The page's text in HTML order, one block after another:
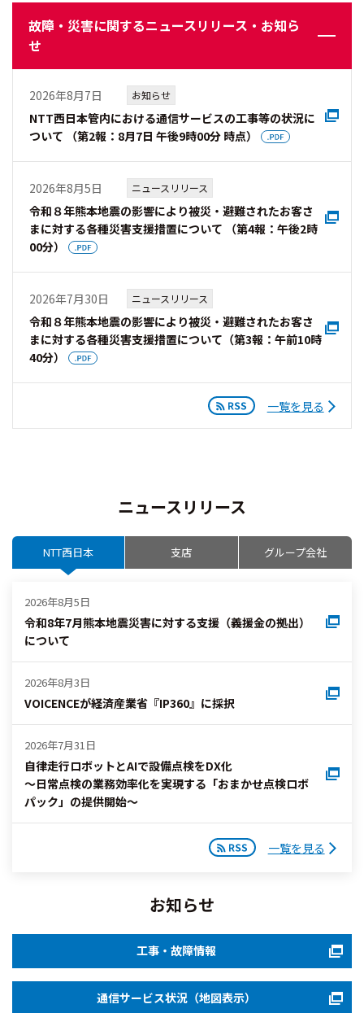
故障・災害に関するニュースリリース・お知ら
せ
2026年8月7日 お知らせ
NTT西日本管内における通信サービスの工事等の状況に
ついて （第2報：8月7日 午後9時00分 時点）
2026年8月5日 ニュースリリース
令和８年熊本地震の影響により被災・避難されたお客さ
まに対する各種災害支援措置について （第4報：午後2時
00分）
2026年7月30日 ニュースリリース
令和８年熊本地震の影響により被災・避難されたお客さ
まに対する各種災害支援措置について（第3報：午前10時
40分）
一覧を見る
ニュースリリース
NTT西日本 支店 グループ会社
2026年8月5日
令和8年7月熊本地震災害に対する支援（義援金の拠出）
について
2026年8月3日
VOICENCEが経済産業省『IP360』に採択
2026年7月31日
自律走行ロボットとAIで設備点検をDX化
～日常点検の業務効率化を実現する「おまかせ点検ロボ
パック」の提供開始～
一覧を見る
お知らせ
工事・故障情報
通信サービス状況（地図表示）